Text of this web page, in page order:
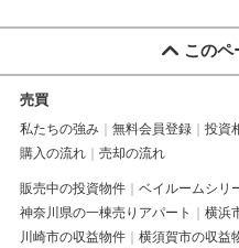
このペ
売買
私たちの強み 無料会員登録 投資
購入の流れ
売却の流れ
販売中の投資物件 ベイルームシリ
神奈川県の一棟売りアパート
横浜
川崎市の収益物件
横須賀市の収益